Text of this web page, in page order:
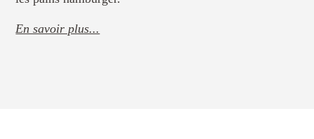
En savoir plus...